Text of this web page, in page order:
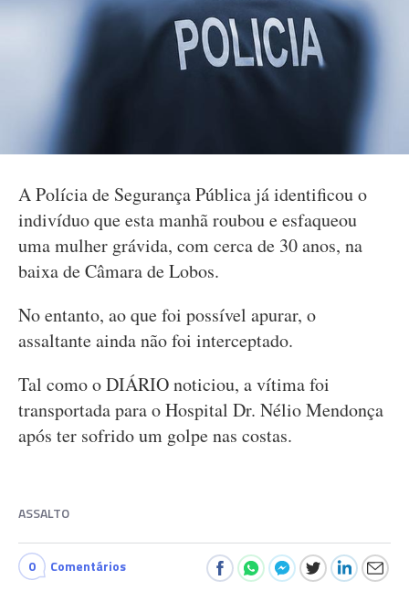
A Polícia de Segurança Pública já identificou o
indivíduo que esta manhã roubou e esfaqueou
uma mulher grávida, com cerca de 30 anos, na
baixa de Câmara de Lobos.
No entanto, ao que foi possível apurar, o
assaltante ainda não foi interceptado.
Tal como o DIÁRIO noticiou, a vítima foi
transportada para o Hospital Dr. Nélio Mendonça
após ter sofrido um golpe nas costas.
ASSALTO
0 Comentários